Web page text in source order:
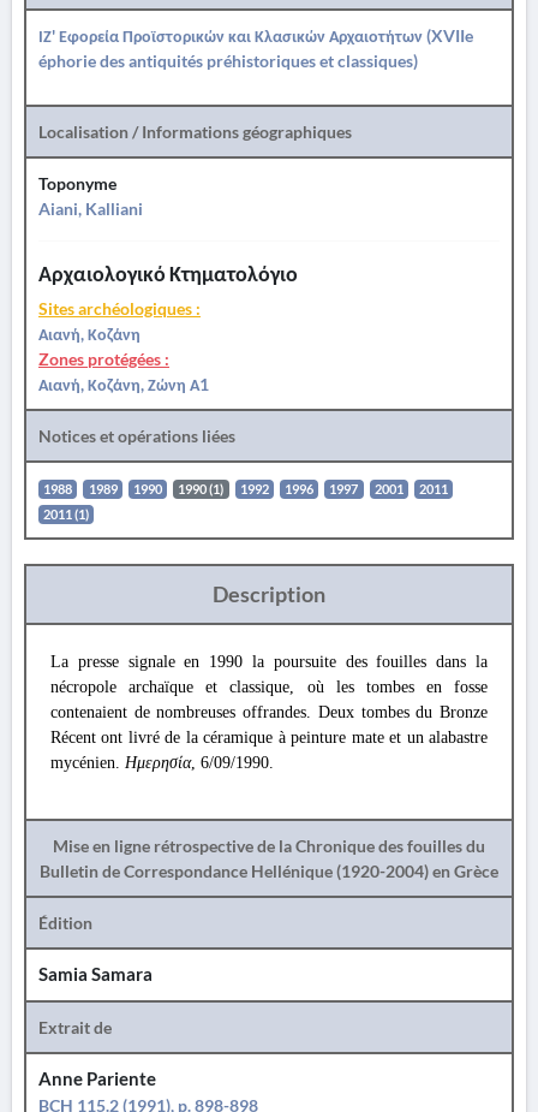
ΙΖ' Εφορεία Προϊστορικών και Κλασικών Αρχαιοτήτων (XVIIe
éphorie des antiquités préhistoriques et classiques)
Localisation / Informations géographiques
Toponyme
Aiani, Kalliani
Αρχαιολογικό Κτηματολόγιο
Sites archéologiques :
Αιανή, Κοζάνη
Zones protégées :
Αιανή, Κοζάνη, Ζώνη Α1
Notices et opérations liées
1988 1989 1990 1990 (1) 1992 1996 1997 2001
2011
2011 (1)
Description
La presse signale en 1990 la poursuite des fouilles dans la
nécropole archaïque et classique, où les tombes en fosse
contenaient de nombreuses offrandes. Deux tombes du Bronze
Récent ont livré de la céramique à peinture mate et un alabastre
mycénien. Ημερησία, 6/09/1990.
Mise en ligne rétrospective de la Chronique des fouilles du
Bulletin de Correspondance Hellénique (1920-2004) en Grèce
Édition
Samia Samara
Extrait de
Anne Pariente
BCH 115.2 (1991), p. 898-898